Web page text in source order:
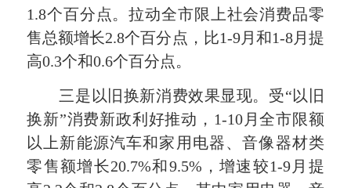
1.8个百分点。拉动全市限上社会消费品零
售总额增长2.8个百分点，比1-9月和1-8月提
高0.3个和0.6个百分点。
三是以旧换新消费效果显现。受“以旧
换新”消费新政利好推动，1-10月全市限额
以上新能源汽车和家用电器、音像器材类
零售额增长20.7%和9.5%，增速较1-9月提